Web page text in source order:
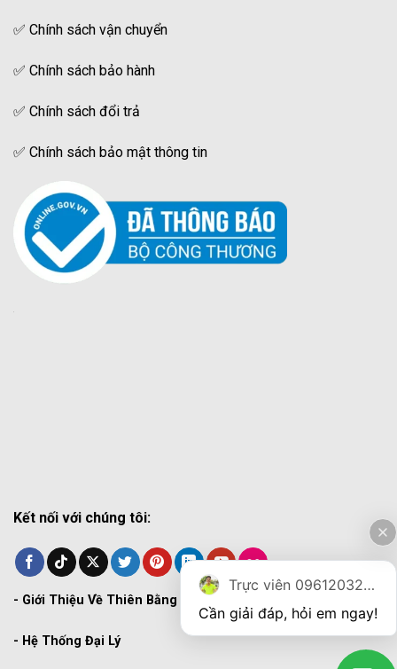
✅ Chính sách vận chuyển
✅ Chính sách bảo hành
✅ Chính sách đổi trả
✅ Chính sách bảo mật thông tin
Kết nối với chúng tôi:
- Giới Thiệu Về Thiên Bằng
- Hệ Thống Đại Lý
Trực viên 0961203270
Cần giải đáp, hỏi em ngay!